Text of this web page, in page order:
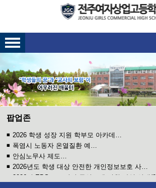
메인메뉴 바로가기
본문내용 바로가기
팝업존
2026년 EBS 고교강의 무상교재 지원 사업 안내(2학기 2차)
2026년도 학생 대상 안전한 개인정보보호 사례 공모전
안심노무사 제도 홍보
폭염시 노동자 온열질환 예방수칙
2026 학생 성장 지원 학부모 아카데미 운영